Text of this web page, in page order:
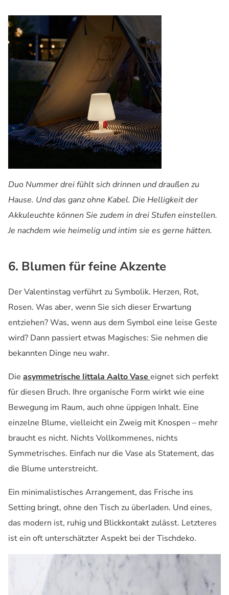
Duo Nummer drei fühlt sich drinnen und draußen zu
Hause. Und das ganz ohne Kabel. Die Helligkeit der
Akkuleuchte können Sie zudem in drei Stufen einstellen.
Je nachdem wie heimelig und intim sie es gerne hätten.
6. Blumen für feine Akzente
Der Valentinstag verführt zu Symbolik. Herzen, Rot,
Rosen. Was aber, wenn Sie sich dieser Erwartung
entziehen? Was, wenn aus dem Symbol eine leise Geste
wird? Dann passiert etwas Magisches: Sie nehmen die
bekannten Dinge neu wahr.
Die asymmetrische Iittala Aalto Vase eignet sich perfekt
für diesen Bruch. Ihre organische Form wirkt wie eine
Bewegung im Raum, auch ohne üppigen Inhalt. Eine
einzelne Blume, vielleicht ein Zweig mit Knospen – mehr
braucht es nicht. Nichts Vollkommenes, nichts
Symmetrisches. Einfach nur die Vase als Statement, das
die Blume unterstreicht.
Ein minimalistisches Arrangement, das Frische ins
Setting bringt, ohne den Tisch zu überladen. Und eines,
das modern ist, ruhig und Blickkontakt zulässt. Letzteres
ist ein oft unterschätzter Aspekt bei der Tischdeko.